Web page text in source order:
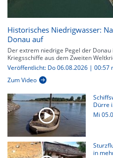
Historisches Niedrigwasser:
Donau auf
Der extrem niedrige Pegel der
Kriegsschiffe aus dem Zweiten
Veröffentlicht: Do 06.08.2026 | 00:57
Zum Video
Dürre
Mi
in